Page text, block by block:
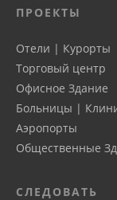
ПРОЕКТЫ
Отели | Курорты
Торговый центр
Офисное Здание
Больницы |
Аэропорты
Общественные
СЛЕДОВАТЬ